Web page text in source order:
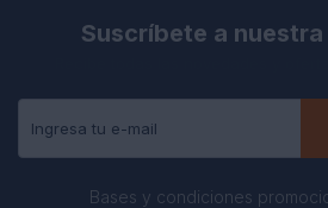
Suscríbete a
Bases y condiciones